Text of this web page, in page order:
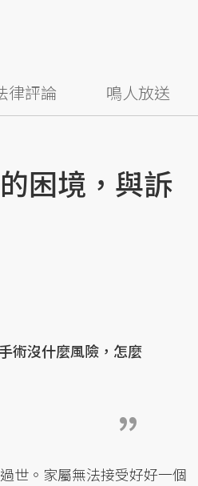
律評論 鳴人放送
困境，與訴
術沒什麼風險，怎麼
世。家屬無法接受好好一個